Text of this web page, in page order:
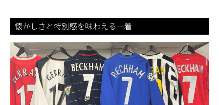
懐かしさと特別感を味わえる一着